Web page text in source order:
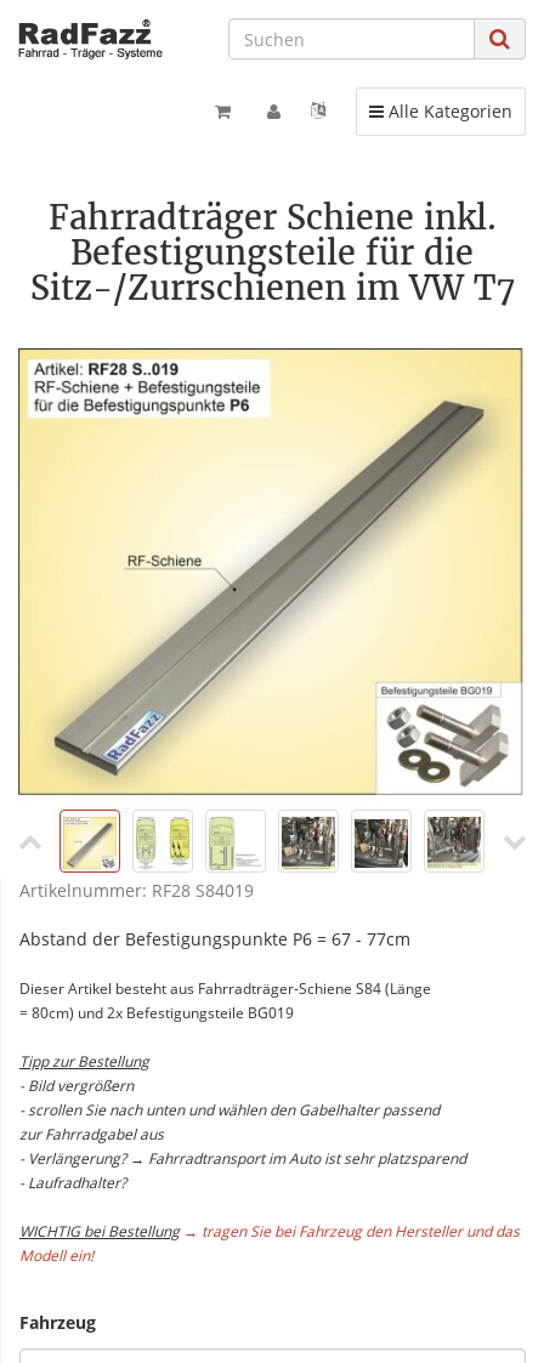
Toggle navigation
Alle Kategorien
Fahrradträger Schiene inkl.
Befestigungsteile für die
Sitz-/Zurrschienen im VW T7
Artikelnummer: RF28 S84019
Abstand der Befestigungspunkte P6 = 67 - 77cm
Dieser Artikel besteht aus Fahrradträger-Schiene S84 (Länge
= 80cm) und 2x Befestigungsteile BG019
Tipp zur Bestellung
- Bild vergrößern
- scrollen Sie nach unten und wählen den Gabelhalter passend
zur Fahrradgabel aus
- Verlängerung? → Fahrradtransport im Auto ist sehr platzsparend
- Laufradhalter?
WICHTIG bei Bestellung → tragen Sie bei Fahrzeug den Hersteller und das
Modell ein!
Fahrzeug